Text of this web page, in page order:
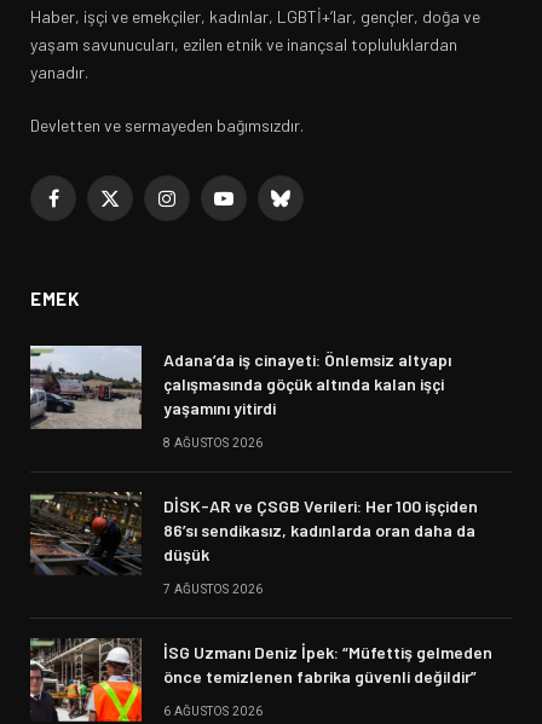
Haber, işçi ve emekçiler, kadınlar, LGBTİ+’lar, gençler, doğa ve
yaşam savunucuları, ezilen etnik ve inançsal topluluklardan
yanadır.
Devletten ve sermayeden bağımsızdır.
Facebook
X
InstagramYouTubeBluesky
EMEK
Adana’da iş cinayeti: Önlemsiz altyapı
çalışmasında göçük altında kalan işçi
yaşamını yitirdi
8 AĞUSTOS 2026
DİSK-AR ve ÇSGB Verileri: Her 100 işçiden
86’sı sendikasız, kadınlarda oran daha da
düşük
7 AĞUSTOS 2026
İSG Uzmanı Deniz İpek: “Müfettiş gelmeden
önce temizlenen fabrika güvenli değildir”
6 AĞUSTOS 2026